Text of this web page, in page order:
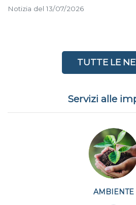
Notizia del 13/07/2026
TUTTE LE
Servizi alle
AMBIENTE